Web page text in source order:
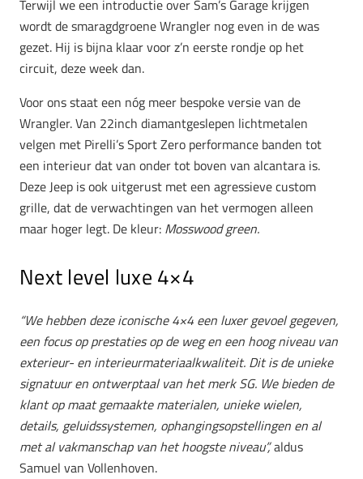
Terwijl we een introductie over Sam’s Garage krijgen
wordt de smaragdgroene Wrangler nog even in de was
gezet. Hij is bijna klaar voor z’n eerste rondje op het
circuit, deze week dan.
Voor ons staat een nóg meer bespoke versie van de
Wrangler. Van 22inch diamantgeslepen lichtmetalen
velgen met Pirelli’s Sport Zero performance banden tot
een interieur dat van onder tot boven van alcantara is.
Deze Jeep is ook uitgerust met een agressieve custom
grille, dat de verwachtingen van het vermogen alleen
maar hoger legt. De kleur: Mosswood green.
Next level luxe 4×4
“We hebben deze iconische 4×4 een luxer gevoel gegeven,
een focus op prestaties op de weg en een hoog niveau van
exterieur- en interieurmateriaalkwaliteit. Dit is de unieke
signatuur en ontwerptaal van het merk SG. We bieden de
klant op maat gemaakte materialen, unieke wielen,
details, geluidssystemen, ophangingsopstellingen en al
met al vakmanschap van het hoogste niveau”,aldus
Samuel van Vollenhoven.